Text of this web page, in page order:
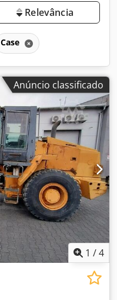
Relevância
Case
Anúncio classificado
1 /4